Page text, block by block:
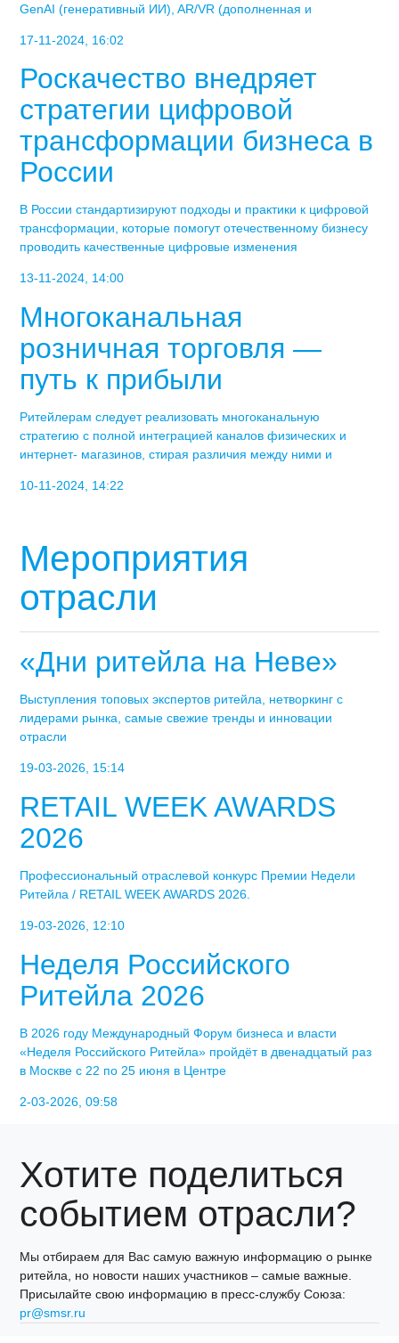
GenAI (генеративный ИИ), AR/VR (дополненная и
17-11-2024, 16:02
Роскачество внедряет
стратегии цифровой
трансформации бизнеса в
России
В России стандартизируют подходы и практики к цифровой
трансформации, которые помогут отечественному бизнесу
проводить качественные цифровые изменения
13-11-2024, 14:00
Многоканальная
розничная торговля —
путь к прибыли
Ритейлерам следует реализовать многоканальную
стратегию с полной интеграцией каналов физических и
интернет- магазинов, стирая различия между ними и
10-11-2024, 14:22
Мероприятия
отрасли
«Дни ритейла на Неве»
Выступления топовых экспертов ритейла, нетворкинг с
лидерами рынка, самые свежие тренды и инновации
отрасли
19-03-2026, 15:14
RETAIL WEEK AWARDS
2026
Профессиональный отраслевой конкурс Премии Недели
Ритейла / RETAIL WEEK AWARDS 2026.
19-03-2026, 12:10
Неделя Российского
Ритейла 2026
В 2026 году Международный Форум бизнеса и власти
«Неделя Российского Ритейла» пройдёт в двенадцатый раз
в Москве с 22 по 25 июня в Центре
2-03-2026, 09:58
Хотите поделиться
событием отрасли?
Мы отбираем для Вас самую важную информацию о рынке
ритейла, но новости наших участников – самые важные.
Присылайте свою информацию в пресс-службу Союза:
pr@smsr.ru